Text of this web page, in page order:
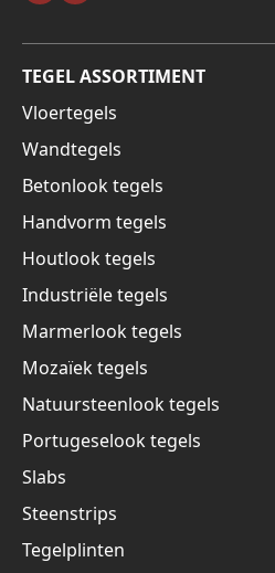
TEGEL ASSORTIMENT
Vloertegels
Wandtegels
Betonlook tegels
Handvorm tegels
Houtlook tegels
Industriële tegels
Marmerlook tegels
Mozaïek tegels
Natuursteenlook tegels
Portugeselook tegels
Slabs
Steenstrips
Tegelplinten